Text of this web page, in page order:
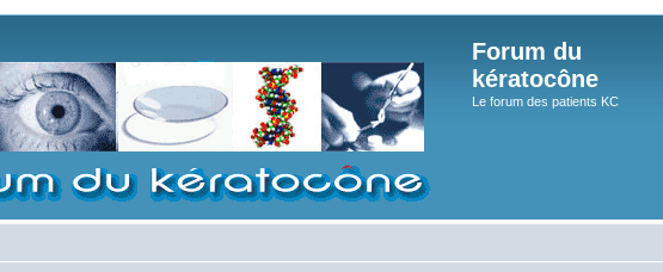
Forum du
kératocône
Le forum des patients KC